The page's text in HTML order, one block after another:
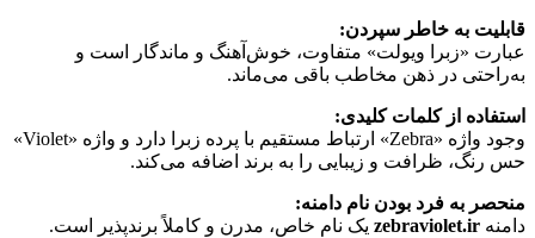
قابلیت به خاطر سپردن:
عبارت «زبرا ویولت» متفاوت، خوش‌آهنگ و ماندگار است و
به‌راحتی در ذهن مخاطب باقی می‌ماند.
استفاده از کلمات کلیدی:
وجود واژه «Zebra» ارتباط مستقیم با پرده زبرا دارد و واژه «Violet»
حس رنگ، ظرافت و زیبایی را به برند اضافه می‌کند.
منحصر به فرد بودن نام دامنه:
دامنه zebraviolet.ir یک نام خاص، مدرن و کاملاً برندپذیر است.